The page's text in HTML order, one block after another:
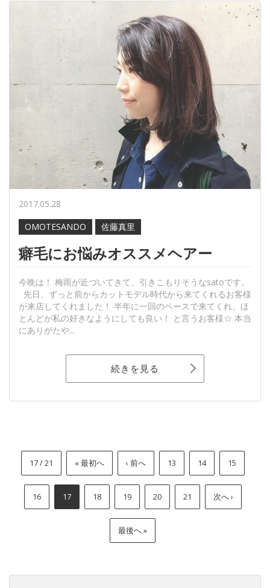
2017.05.28
OMOTESANDO
佐藤真里
癖毛にお悩みオススメヘアー
今晩は！ 梅雨が近づいてきて、引きこもりそうなsatoです。
先日、ずっと前からカットモデル時代から来てくれるお客様
が来店してくれました！ 半年に一回のペースで来てくれ、ほ
とんどが私の好きなようにしても良い！ と言うお客様☆ 本当
にありがたや...
続きを見る
17 / 21 « 最初へ ‹ 前へ 13 14 15
16 17 18 19 20 21 次へ ›
最後へ »